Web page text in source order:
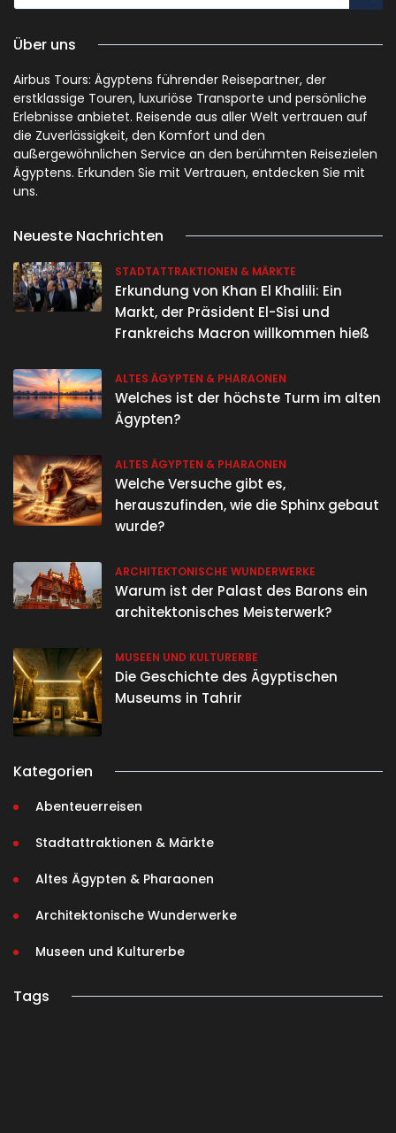
Über uns
Airbus Tours: Ägyptens führender Reisepartner, der
erstklassige Touren, luxuriöse Transporte und persönliche
Erlebnisse anbietet. Reisende aus aller Welt vertrauen auf
die Zuverlässigkeit, den Komfort und den
außergewöhnlichen Service an den berühmten Reisezielen
Ägyptens. Erkunden Sie mit Vertrauen, entdecken Sie mit
uns.
Neueste Nachrichten
STADTATTRAKTIONEN & MÄRKTE
Erkundung von Khan El Khalili: Ein
Markt, der Präsident El-Sisi und
Frankreichs Macron willkommen hieß
ALTES ÄGYPTEN & PHARAONEN
Welches ist der höchste Turm im alten
Ägypten?
ALTES ÄGYPTEN & PHARAONEN
Welche Versuche gibt es,
herauszufinden, wie die Sphinx gebaut
wurde?
ARCHITEKTONISCHE WUNDERWERKE
Warum ist der Palast des Barons ein
architektonisches Meisterwerk?
MUSEEN UND KULTURERBE
Die Geschichte des Ägyptischen
Museums in Tahrir
Kategorien
Abenteuerreisen
Stadtattraktionen & Märkte
Altes Ägypten & Pharaonen
Architektonische Wunderwerke
Museen und Kulturerbe
Tags